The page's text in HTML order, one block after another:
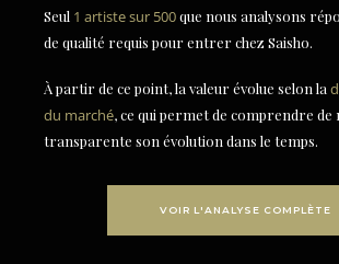
Seul 1 artiste sur 500que nous analysons
de qualité requis pour entrer chez Saisho.
À partir de ce point, la valeur évolue selon la
du marché, ce qui permet de comprendre de
transparente son évolution dans le temps.
VOIR L'ANALYSE COMPLÈTE